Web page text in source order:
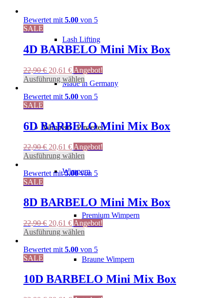
Lash Lifting
Made in Germany
Wimpern / Pinzetten
Wimpern
Premium Wimpern
Braune Wimpern
Bewertet mit 5.00 von 5
SALE
4D BARBELO Mini Mix Box
22,90€ Ursprünglicher
Preis
war:
22,90 €
20,61 €Aktueller
Preis
ist:
20,61 €.
Angebot!
Ausführung wählen
Produkt
weist
auf.
Die
können
auf
Produktseite
Bewertet mit 5.00 von 5
SALE
6D BARBELO Mini Mix Box
22,90€ Ursprünglicher
Preis
22,90 €
20,61 €Aktueller
Preis
20,61 €.
Angebot!
Ausführung wählen
weist
auf.
Die
Optionen
können
auf
Produktseite
gewählt
Bewertet mit5.00von 5
SALE
8D BARBELO Mini Mix Box
22,90€ Ursprünglicher
Preis
22,90 €
20,61 €Aktueller
Preis
20,61 €.
Angebot!
Ausführung wählen
weist
mehrere
auf.
Die
Bewertet mit 5.00 von 5
SALE
10D BARBELO Mini Mix Box